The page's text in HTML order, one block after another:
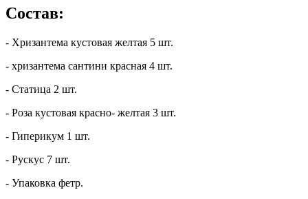
Состав:
- Хризантема кустовая желтая 5 шт.
- хризантема сантини красная 4 шт.
- Статица 2 шт.
- Роза кустовая красно- желтая 3 шт.
- Гиперикум 1 шт.
- Рускус 7 шт.
- Упаковка фетр.